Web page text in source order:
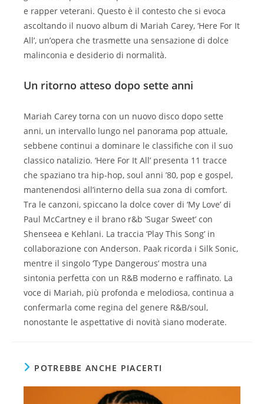
e rapper veterani. Questo è il contesto che si evoca
ascoltando il nuovo album di Mariah Carey, ‘Here For It
All’, un’opera che trasmette una sensazione di dolce
malinconia e desiderio di normalità.
Un ritorno atteso dopo sette anni
Mariah Carey torna con un nuovo disco dopo sette
anni, un intervallo lungo nel panorama pop attuale,
sebbene continui a dominare le classifiche con il suo
classico natalizio. ‘Here For It All’ presenta 11 tracce
che spaziano tra hip-hop, soul anni ’80, pop e gospel,
mantenendosi all’interno della sua zona di comfort.
Tra le canzoni, spiccano la dolce cover di ‘My Love’ di
Paul McCartney e il brano r&b ‘Sugar Sweet’ con
Shenseea e Kehlani. La traccia ‘Play This Song’ in
collaborazione con Anderson. Paak ricorda i Silk Sonic,
mentre il singolo ‘Type Dangerous’ mostra una
sintonia perfetta con un R&B moderno e raffinato. La
voce di Mariah, più profonda e melodiosa, continua a
confermarla come regina del genere R&B/soul,
nonostante le aspettative di novità siano moderate.
POTREBBE ANCHE PIACERTI